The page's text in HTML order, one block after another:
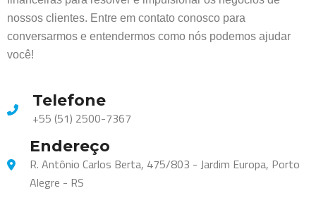
nossos clientes. Entre em contato conosco para
conversarmos e entendermos como nós podemos ajudar
você!
Telefone
+55 (51) 2500-7367
Endereço
R. Antônio Carlos Berta, 475/803 - Jardim Europa, Porto
Alegre - RS